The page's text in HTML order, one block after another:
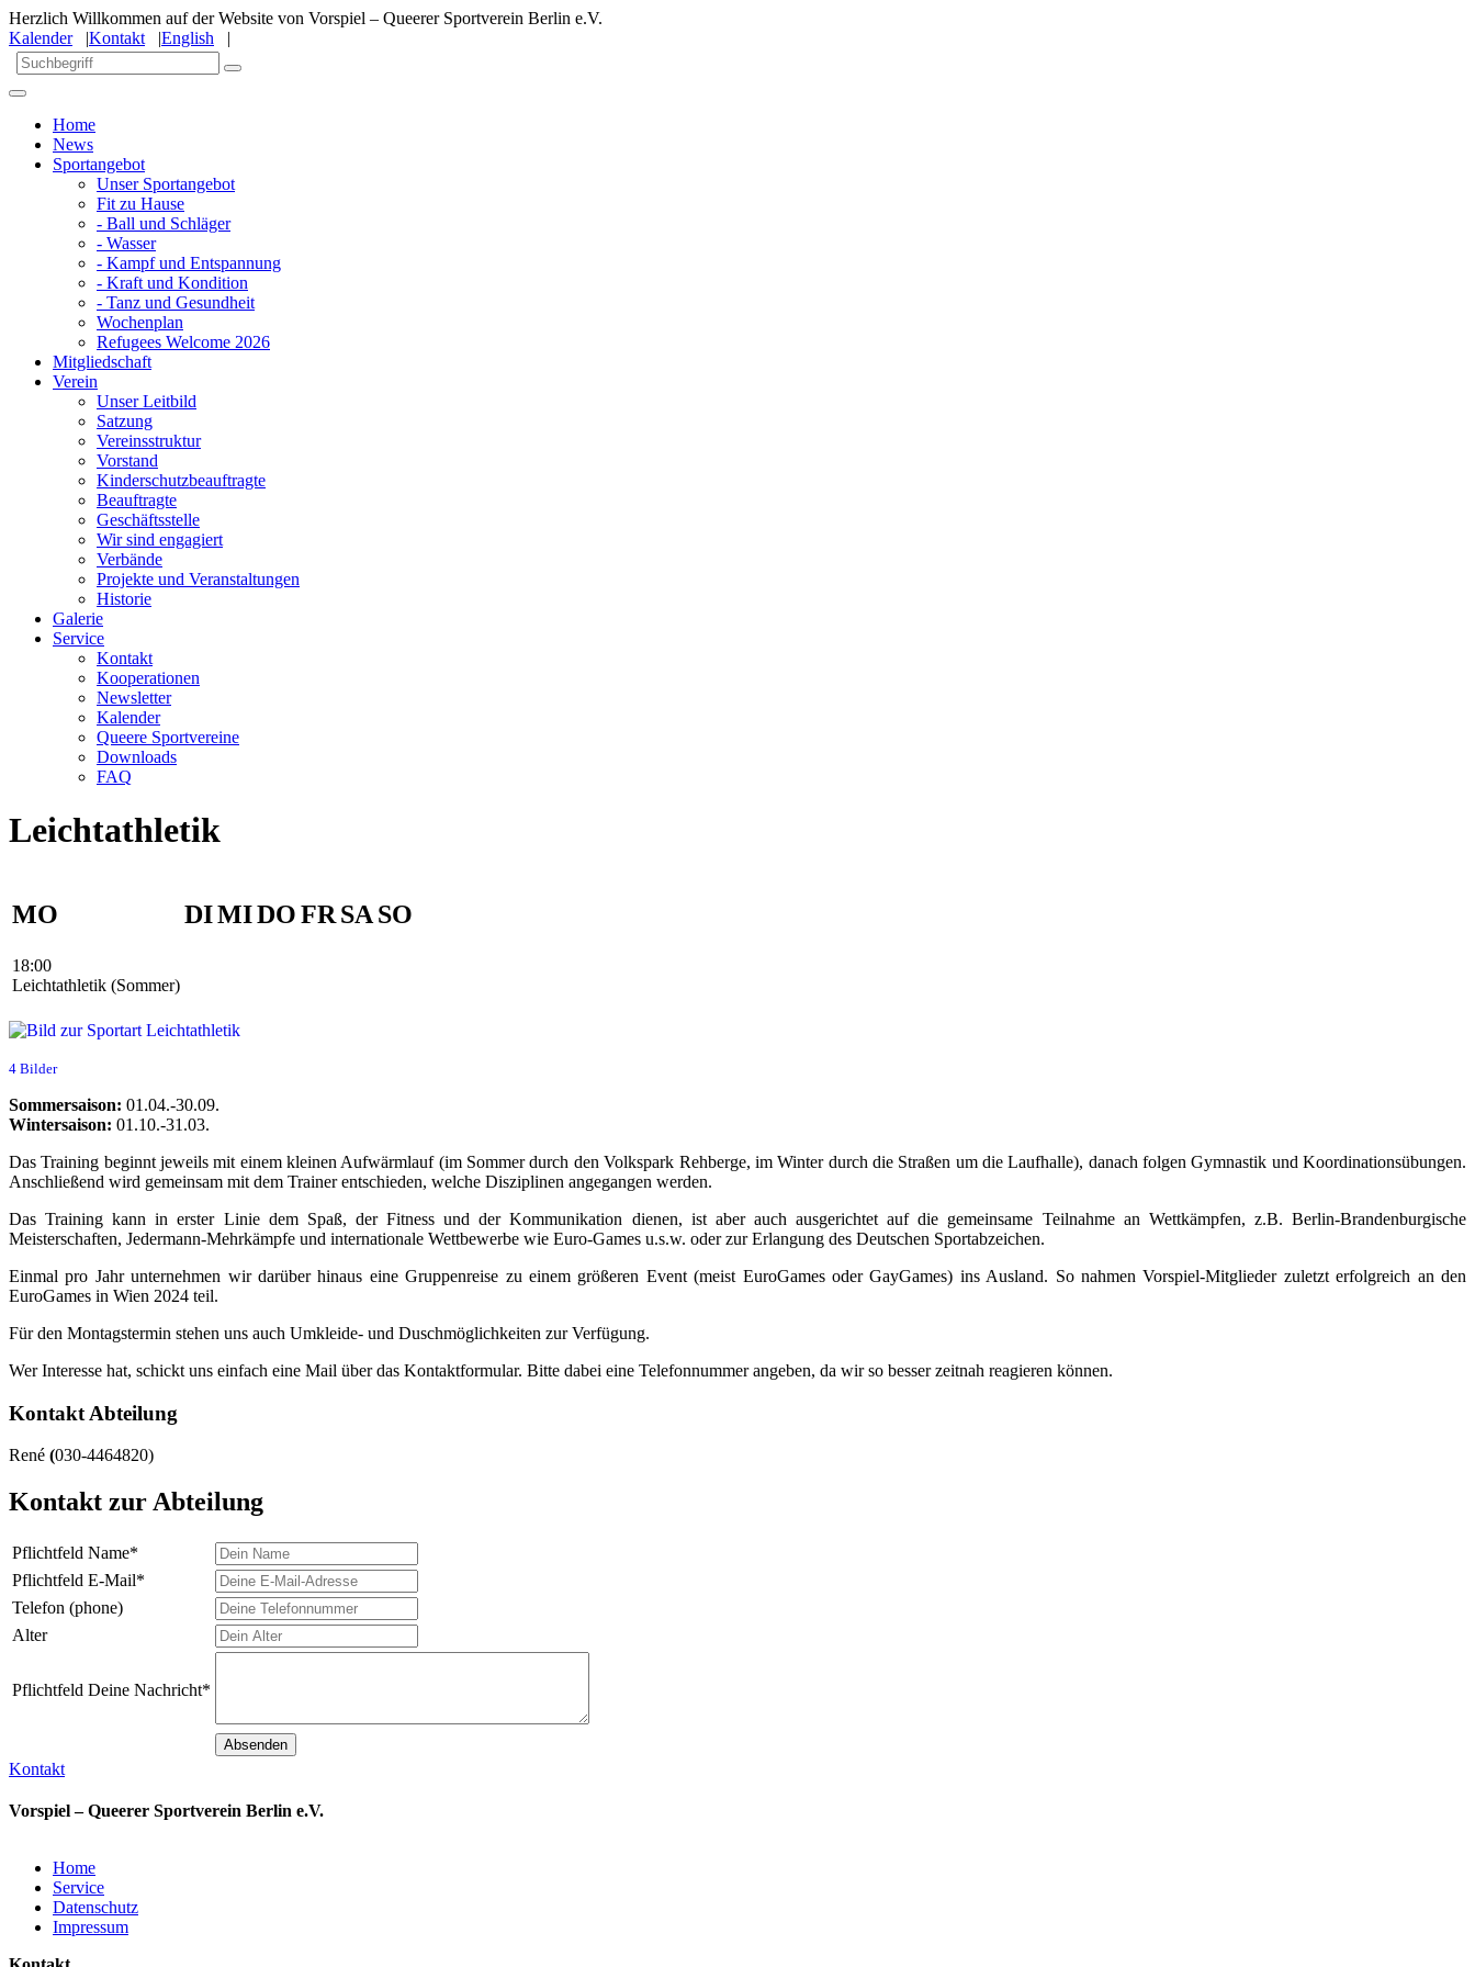
Herzlich Willkommen auf der Website von Vorspiel – Queerer Sportverein Berlin e.V.
Kalender|Kontakt |English |
Home
News
Sportangebot
Unser Sportangebot
Fit zu Hause
- Ball und Schläger
- Wasser
- Kampf und Entspannung
- Kraft und Kondition
- Tanz und Gesundheit
Wochenplan
Refugees Welcome 2026
Mitgliedschaft
Verein
Unser Leitbild
Satzung
Vereinsstruktur
Vorstand
Kinderschutzbeauftragte
Beauftragte
Geschäftsstelle
Wir sind engagiert
Verbände
Projekte und Veranstaltungen
Historie
Galerie
Service
Kontakt
Kooperationen
Newsletter
Kalender
Queere Sportvereine
Downloads
FAQ
Leichtathletik
MO DIMIDOFR SA SO
18:00
Leicht­athletik (Sommer)
4 Bilder
Sommersaison: 01.04.-30.09.
Wintersaison: 01.10.-31.03.
Das Training beginnt jeweils mit einem kleinen Aufwärmlauf (im Sommer durch den Volkspark Rehberge, im Winter durch die Straßen um die Laufhalle), danach folgen Gymnastik und Koordinationsübungen.
Anschließend wird gemeinsam mit dem Trainer entschieden, welche Disziplinen angegangen werden.
Das Training kann in erster Linie dem Spaß, der Fitness und der Kommunikation dienen, ist aber auch ausgerichtet auf die gemeinsame Teilnahme an Wettkämpfen, z.B. Berlin-Brandenburgische
Meisterschaften, Jedermann-Mehrkämpfe und internationale Wettbewerbe wie Euro-Games u.s.w. oder zur Erlangung des Deutschen Sportabzeichen.
Einmal pro Jahr unternehmen wir darüber hinaus eine Gruppenreise zu einem größeren Event (meist EuroGames oder GayGames) ins Ausland. So nahmen Vorspiel-Mitglieder zuletzt erfolgreich an den
EuroGames in Wien 2024 teil.
Für den Montagstermin stehen uns auch Umkleide- und Duschmöglichkeiten zur Verfügung.
Wer Interesse hat, schickt uns einfach eine Mail über das Kontaktformular. Bitte dabei eine Telefonnummer angeben, da wir so besser zeitnah reagieren können.
Kontakt Abteilung
René (030-4464820)
Kontakt zur Abteilung
Pflichtfeld Name*
Pflichtfeld E-Mail*
Telefon (phone)
Alter
Pflichtfeld Deine Nachricht*
Kontakt
Vorspiel – Queerer Sportverein Berlin e.V.
Home
Service
Datenschutz
Impressum